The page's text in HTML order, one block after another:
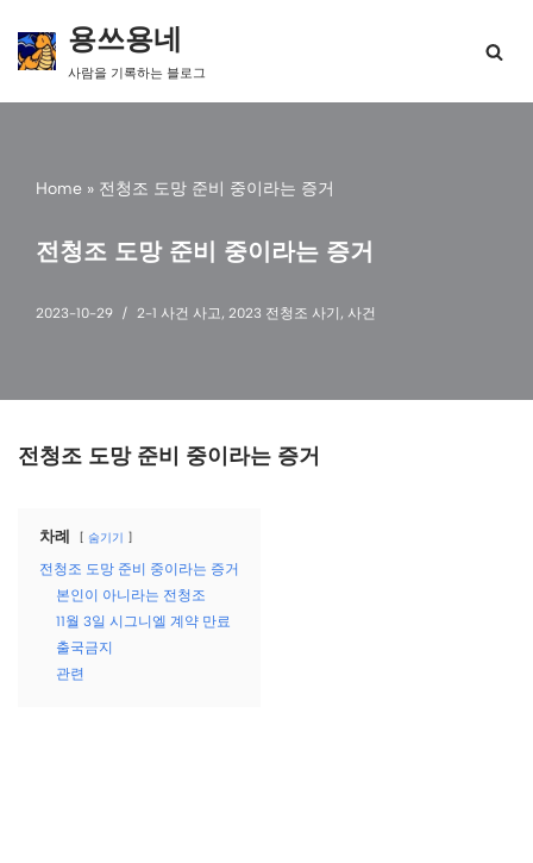
콘
용쓰용네
사람을 기록하는 블로그
Home » 전청조 도망 준비 중이라는 증거
전청조 도망 준비 중이라는 증거
2023-10-29 2-1 사건 사고, 2023 전청조 사기 , 사건
전청조 도망 준비 중이라는 증거
차례 숨기기
전청조 도망 준비 중이라는 증거
본인이 아니라는 전청조
11월 3일 시그니엘 계약 만료
출국금지
관련